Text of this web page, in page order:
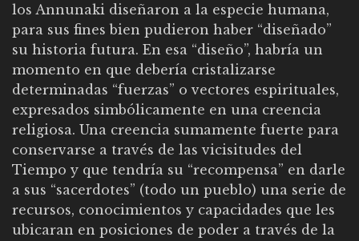
los Annunaki diseñaron a la especie humana,
para sus fines bien pudieron haber “diseñado”
su historia futura. En esa “diseño”, habría un
momento en que debería cristalizarse
determinadas “fuerzas” o vectores espirituales,
expresados simbólicamente en una creencia
religiosa. Una creencia sumamente fuerte para
conservarse a través de las vicisitudes del
Tiempo y que tendría su “recompensa” en darle
a sus “sacerdotes” (todo un pueblo) una serie de
recursos, conocimientos y capacidades que les
ubicaran en posiciones de poder a través de la